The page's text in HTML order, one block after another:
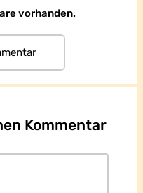
vorhanden.
Kommentar